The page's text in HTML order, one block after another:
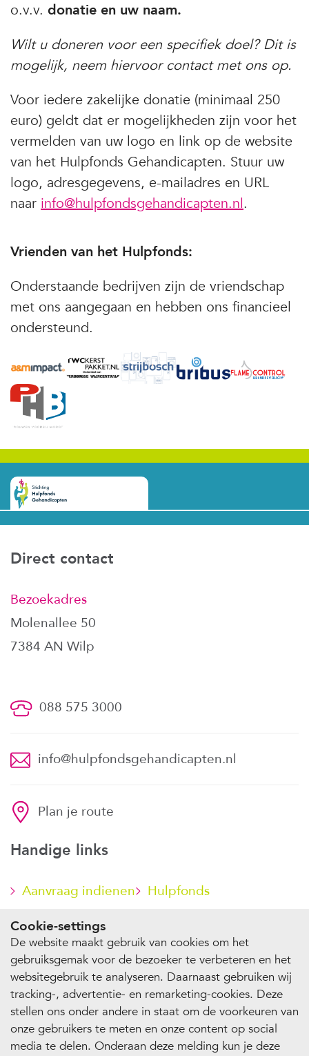
Cookie-settings
De website maakt gebruik van cookies om het
gebruiksgemak voor de bezoeker te verbeteren en het
websitegebruik te analyseren. Daarnaast gebruiken wij
tracking-, advertentie- en remarketing-cookies. Deze
stellen ons onder andere in staat om de voorkeuren van
onze gebruikers te meten en onze content op social
media te delen. Onderaan deze melding kun je deze
o.v.v. donatie en uw naam.
Wilt u doneren voor een specifiek doel? Dit is
mogelijk, neem hiervoor contact met ons op.
Voor iedere zakelijke donatie (minimaal 250
euro) geldt dat er mogelijkheden zijn voor het
vermelden van uw logo en link op de website
van het Hulpfonds Gehandicapten. Stuur uw
logo, adresgegevens, e-mailadres en URL
naar info@hulpfondsgehandicapten.nl.
Vrienden van het Hulpfonds:
Onderstaande bedrijven zijn de vriendschap
met ons aangegaan en hebben ons financieel
ondersteund.
Direct contact
Bezoekadres
Molenallee 50
7384 AN Wilp
088 575 3000
info@hulpfondsgehandicapten.nl
Plan je route
Handige links
Aanvraag indienen
Hulpfonds
© 2026 Stichting Hulpfonds Gehandicapten
Privacy
Cookie-instellingen